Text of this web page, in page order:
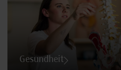
Gesundheit